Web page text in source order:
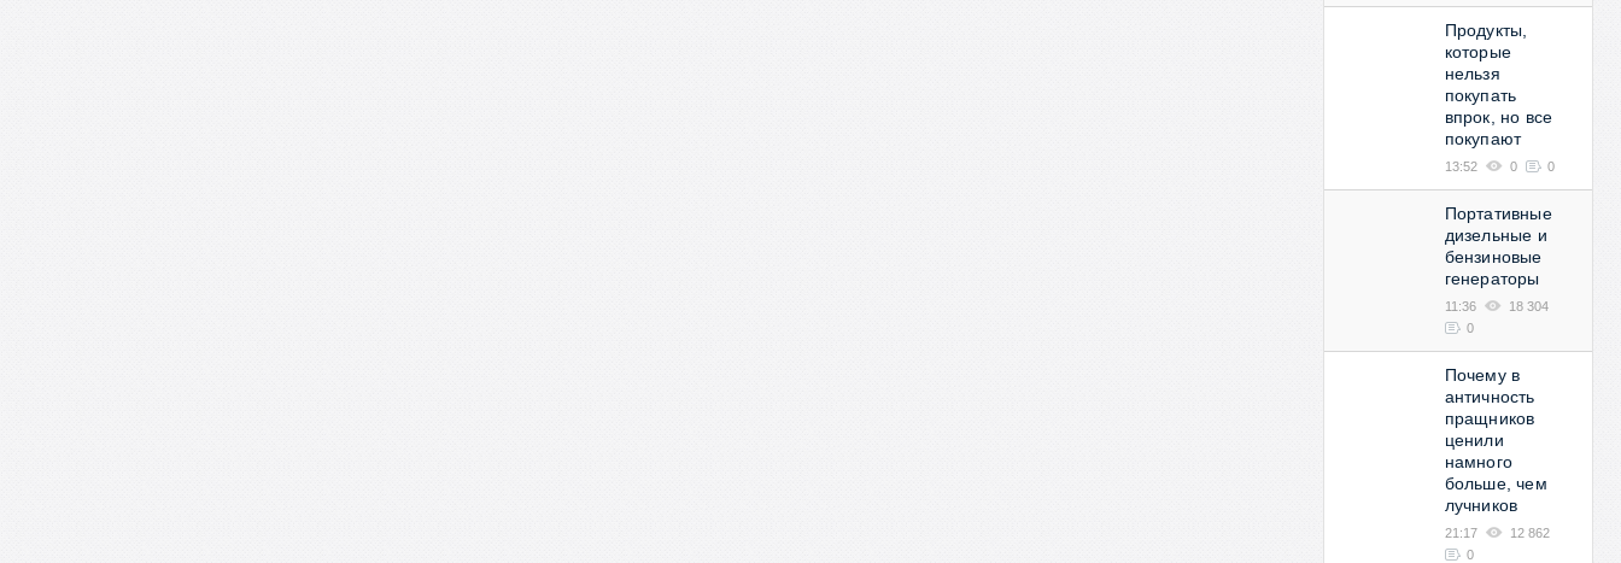
Продукты,
которые
нельзя
покупать
впрок, но все
покупают
13:52 0 0
Портативные
дизельные и
бензиновые
генераторы
11:36
18 304
0
Почему в
античность
пращников
ценили
намного
больше, чем
лучников
21:17
12 862
0